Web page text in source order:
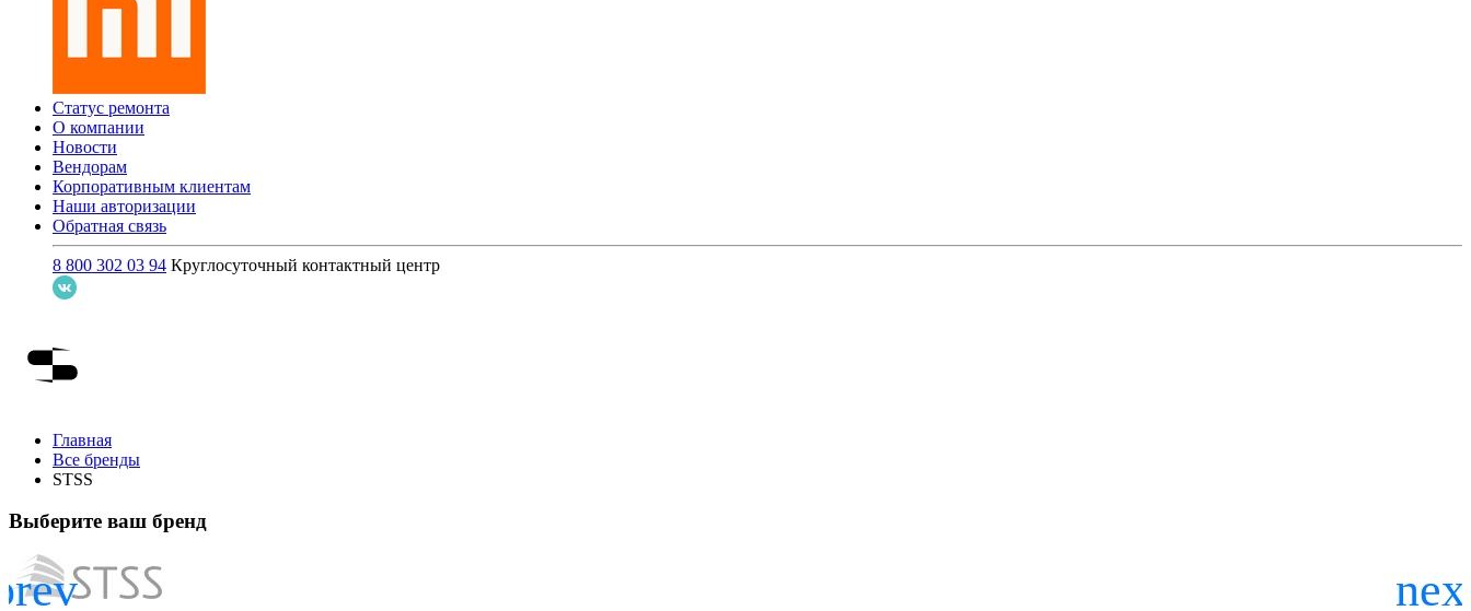
Статус ремонта
О компании
Новости
Вендорам
Корпоративным клиентам
Наши авторизации
Обратная связь
8 800 302 03 94 Круглосуточный контактный центр
Главная
Все бренды
STSS
Выберите ваш бренд